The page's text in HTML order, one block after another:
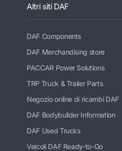
Altri siti DAF
DAF Components
DAF Merchandising store
PACCAR Power Solutions
TRP Truck & Trailer Parts
Negozio online di ricambi DAF
DAF Bodybuilder Information
DAF Used Trucks
Veicoli DAF Ready-to-Go